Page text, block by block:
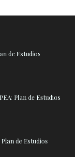
de Estudios
Plan de Estudios
de Estudios